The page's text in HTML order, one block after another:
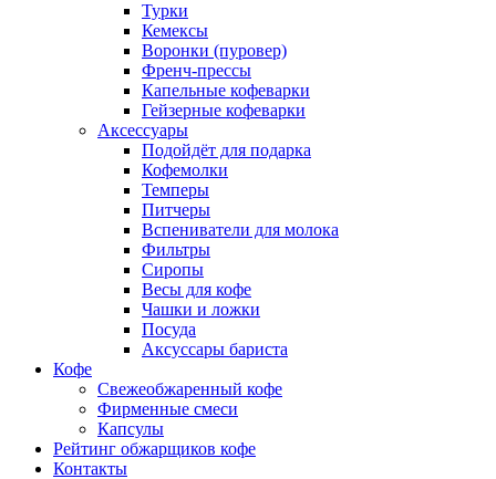
Турки
Кемексы
Воронки (пуровер)
Френч-прессы
Капельные кофеварки
Гейзерные кофеварки
Аксессуары
Подойдёт для подарка
Кофемолки
Темперы
Питчеры
Вспениватели для молока
Фильтры
Сиропы
Весы для кофе
Чашки и ложки
Посуда
Аксуссары бариста
Кофе
Свежеобжаренный кофе
Фирменные смеси
Капсулы
Рейтинг обжарщиков кофе
Контакты